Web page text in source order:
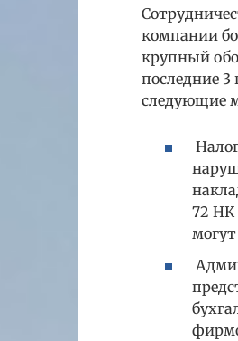
компании
крупный
последние
следующие
72 НК